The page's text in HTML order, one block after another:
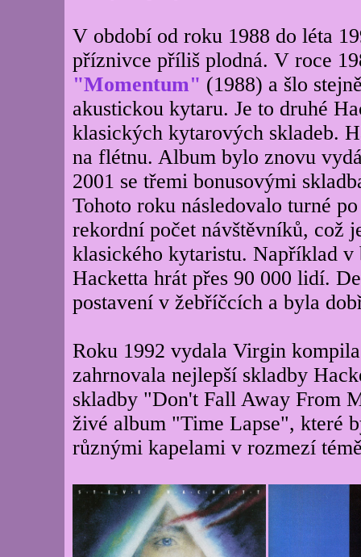
V období od roku 1988 do léta
příznivce příliš plodná. V roce
"Momentum" (1988) a šlo
akustickou kytaru. Je to druhé
klasických kytarových skladeb.
na flétnu. Album bylo znovu
2001 se třemi bonusovými
Tohoto roku následovalo turné
rekordní počet návštěvníků, což
klasického kytaristu. Například v
Hacketta hrát přes 90 000 lidí.
postavení v žebříčcích a byla
Roku 1992 vydala Virgin
zahrnovala nejlepší skladby
skladby "Don't Fall Away From
živé album "Time Lapse", které
různými kapelami v rozmezí